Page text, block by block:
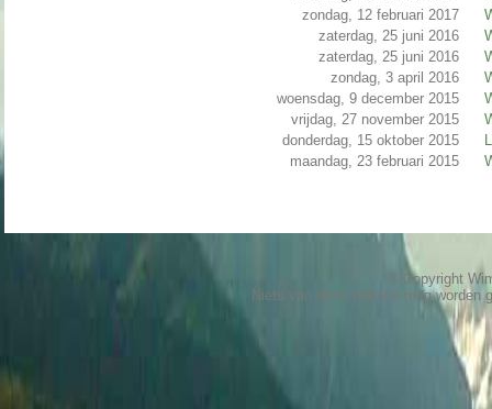
zondag, 12 februari 2017
zaterdag, 25 juni 2016
zaterdag, 25 juni 2016
zondag, 3 april 2016
woensdag, 9 december 2015
vrijdag, 27 november 2015
donderdag, 15 oktober 2015
maandag, 23 februari 2015
© Copyright
Niets van deze website mag worden